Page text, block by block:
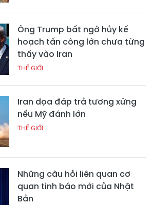
Ông Trump bất ngờ hủy kế
hoạch tấn công lớn chưa từng
thấy vào Iran
THẾ GIỚI
Iran dọa đáp trả tương xứng
nếu Mỹ đánh lớn
THẾ GIỚI
Những câu hỏi liên quan cơ
quan tình báo mới của Nhật
Bản